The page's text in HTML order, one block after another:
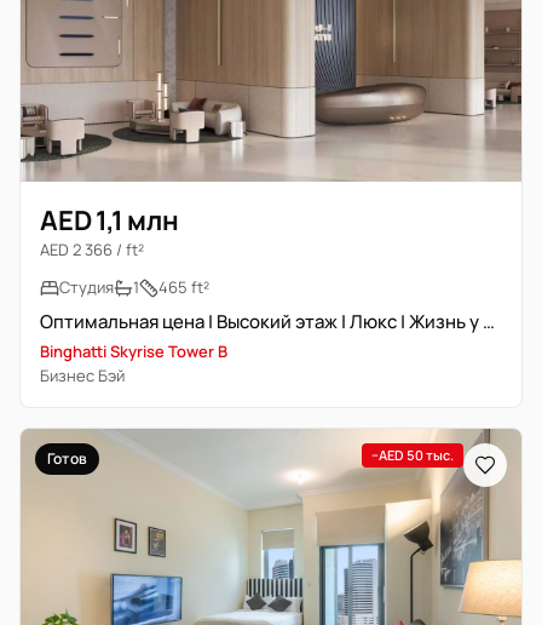
AED 1,1 млн
AED 2 366 / ft²
Студия
1 465 ft²
Оптимальная цена | Высокий этаж | Люкс | Жизнь у воды
Binghatti Skyrise Tower B
Бизнес Бэй
Готов −AED 50 тыс.